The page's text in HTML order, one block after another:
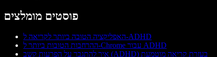
פוסטים מומלצים
האפליקציה הטובה ביותר לקריאה ל-ADHD
ההרחבות הטובות ביותר ל-Chrome עבור ADHD
איך להתגבר על הפרעות קשב (ADHD) בעזרת קריאה מוטמעת